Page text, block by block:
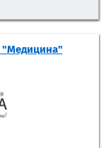
"Медицина"